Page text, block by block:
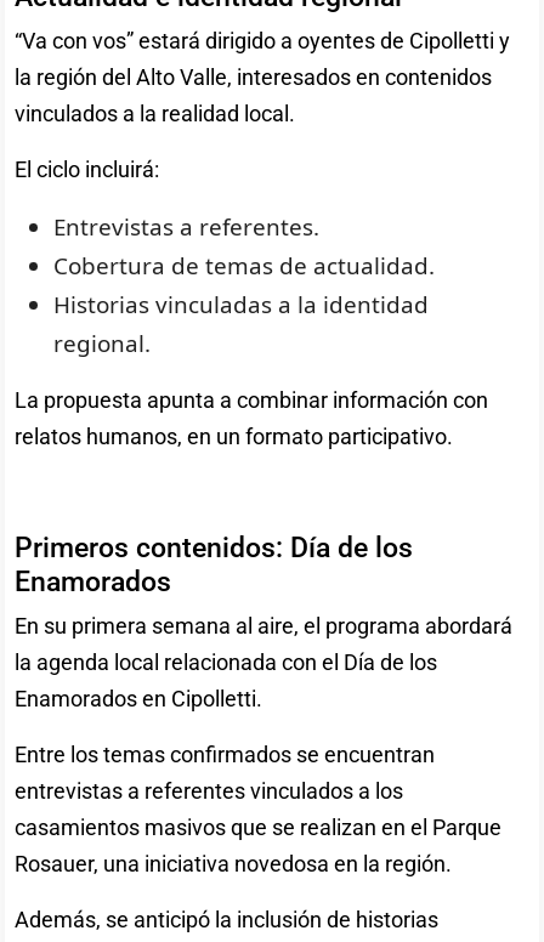
“Va con vos” estará dirigido a oyentes de Cipolletti y
la región del Alto Valle, interesados en contenidos
vinculados a la realidad local.
El ciclo incluirá:
Entrevistas a referentes.
Cobertura de temas de actualidad.
Historias vinculadas a la identidad
regional.
La propuesta apunta a combinar información con
relatos humanos, en un formato participativo.
Primeros contenidos: Día de los
Enamorados
En su primera semana al aire, el programa abordará
la agenda local relacionada con el Día de los
Enamorados en Cipolletti.
Entre los temas confirmados se encuentran
entrevistas a referentes vinculados a los
casamientos masivos que se realizan en el Parque
Rosauer, una iniciativa novedosa en la región.
Además, se anticipó la inclusión de historias